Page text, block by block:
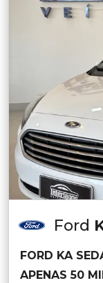
Ford
FORD KA
APENAS 50